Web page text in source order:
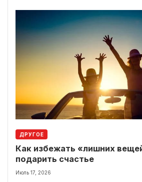
ДРУГОЕ
Как избежать «лишних
подарить счастье
Июль 17, 2026